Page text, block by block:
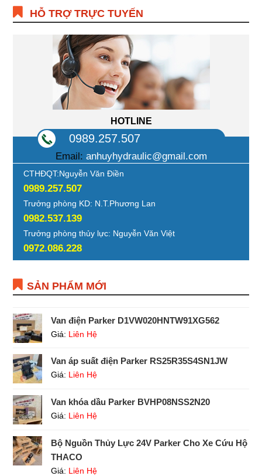
HỖ TRỢ TRỰC TUYẾN
HOTLINE
0989.257.507
Email: anhuyhydraulic@gmail.com
CTHĐQT:Nguyễn Văn Điền
0989.257.507
Trưởng phòng KD: N.T.Phương Lan
0982.537.139
Trưởng phòng thủy lực: Nguyễn Văn Việt
0972.086.228
SẢN PHẨM MỚI
Van điện Parker D1VW020HNTW91XG562
Giá: Liên Hệ
Van áp suất điện Parker RS25R35S4SN1JW
Giá: Liên Hệ
Van khóa dầu Parker BVHP08NSS2N20
Giá: Liên Hệ
Bộ Nguồn Thủy Lực 24V Parker Cho Xe Cứu Hộ
THACO
Giá: Liên Hệ